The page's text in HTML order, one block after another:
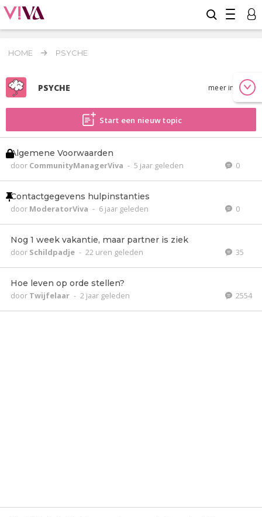
HOME PSYCHE
PSYCHE meer info
Start een nieuw topic
Algemene Voorwaarden
door CommunityManagerViva - 5 jaar geleden 0
Contactgegevens hulpinstanties
door ModeratorViva - 6 jaar geleden 0
Nog 1 week vakantie, maar partner is ziek
door Schildpadje - 22 uren geleden 35
Hoe leven op orde stellen?
door Twijfelaar - 2 jaar geleden 2554